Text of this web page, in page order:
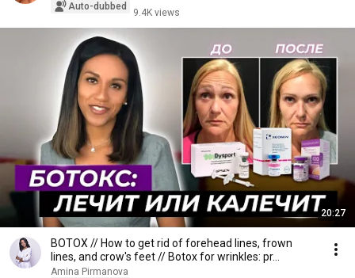
Auto-dubbed
9.4K views
20:27
BOTOX // How to get rid of forehead lines, frown
lines, and crow's feet // Botox for wrinkles: pr...
Amina Pirmanova